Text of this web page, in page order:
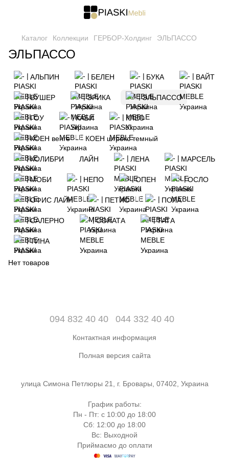
Каталог Коллекции ГЕРБОР-Холдинг ЭЛЬПАССО
ЭЛЬПАССО
АЛЬПИН БЕЛЕН БУКА ВАЙТ
ВУШЕР ЭРИКА ЭЛЬПАССО
ГОУ КАБИ КЛЕО
КОЕН венге КОЕН штрокс темный
КОЛИБРИ ЛАЙН ЛЕНА МАРСЕЛЬ
МОБИ НЕПО ОПЕН ОСЛО
ОФИС ЛАЙН ПЕТИО ПОЛА
САЛЕРНО СОНАТА ТАТА
ТИНА
Нет товаров
094 832 40 40 044 332 40 40
Контактная информация
Полная версия сайта
улица Симона Петлюры 21, г. Бровары, 07402, Украина
График работы:
Пн - Пт: с 10:00 до 18:00
Сб: 12:00 до 18:00
Вс: Выходной
Приймаємо до оплати